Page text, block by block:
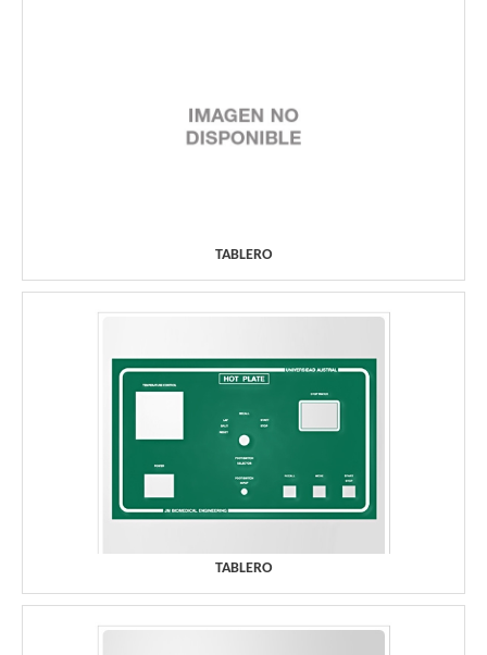
TABLERO
TABLERO